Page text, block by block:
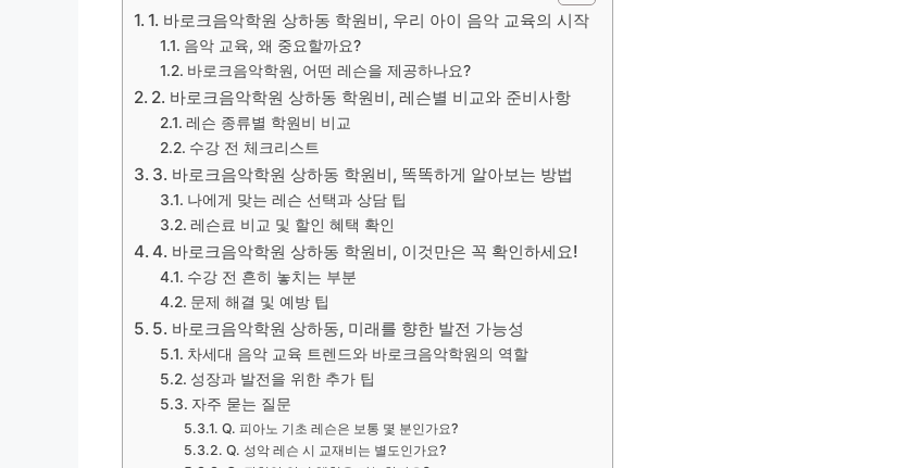
1. 바로크음악학원 상하동 학원비, 우리 아이 음악 교육의 시작
음악 교육, 왜 중요할까요?
바로크음악학원, 어떤 레슨을 제공하나요?
2. 바로크음악학원 상하동 학원비, 레슨별 비교와 준비사항
레슨 종류별 학원비 비교
수강 전 체크리스트
3. 바로크음악학원 상하동 학원비, 똑똑하게 알아보는 방법
나에게 맞는 레슨 선택과 상담 팁
레슨료 비교 및 할인 혜택 확인
4. 바로크음악학원 상하동 학원비, 이것만은 꼭 확인하세요!
수강 전 흔히 놓치는 부분
문제 해결 및 예방 팁
5. 바로크음악학원 상하동, 미래를 향한 발전 가능성
차세대 음악 교육 트렌드와 바로크음악학원의 역할
성장과 발전을 위한 추가 팁
자주 묻는 질문
Q. 피아노 기초 레슨은 보통 몇 분인가요?
Q. 성악 레슨 시 교재비는 별도인가요?